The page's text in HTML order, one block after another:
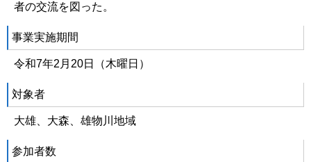
者の交流を図った。
事業実施期間
令和7年2月20日（木曜日）
対象者
大雄、大森、雄物川地域
参加者数